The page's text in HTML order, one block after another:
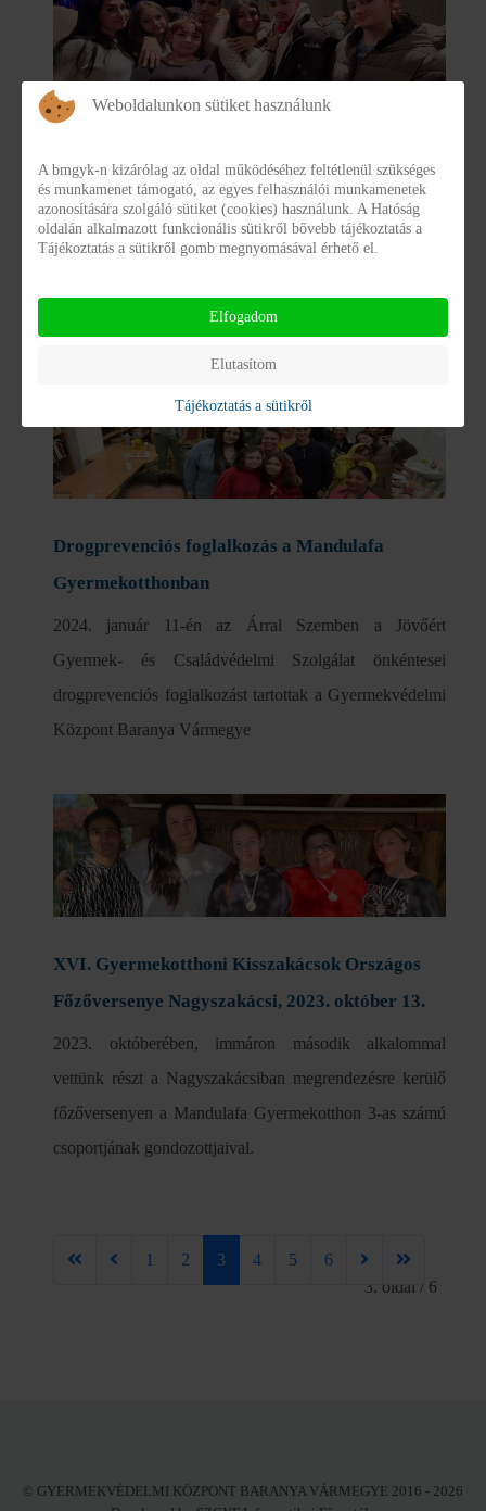
Élménybeszámoló (Parno Graszt koncert)
2024. január 19-én este remek program ígérkezett a
Gyermekvédelmi Központ Baranya Vármegye
Mandulafa Gyermekotthon Pécs, 1. számú
számára, akik a Zsolnay Kulturális Negyed E78
Drogprevenciós foglalkozás a Mandulafa
Gyermekotthonban
2024. január 11-én az Árral Szemben a Jövőért
Gyermek- és Családvédelmi Szolgálat önkéntesei
drogprevenciós foglalkozást tartottak a Gyermekvédelmi
Központ Baranya Vármegye
XVI. Gyermekotthoni Kisszakácsok Országos
Főzőversenye Nagyszakácsi, 2023. október 13.
2023. októberében, immáron második alkalommal
vettünk részt a Nagyszakácsiban megrendezésre kerülő
főzőversenyen a Mandulafa Gyermekotthon 3-as számú
csoportjának gondozottjaival.
3. oldal / 6
1 2 3 4 5 6
© GYERMEKVÉDELMI KÖZPONT BARANYA VÁRMEGYE 2016 - 2026
Weboldalunkon sütiket használunk
A bmgyk-n kizárólag az oldal működéséhez feltétlenül szükséges
és munkamenet támogató, az egyes felhasználói munkamenetek
azonosítására szolgáló sütiket (cookies) használunk. A Hatóság
oldalán alkalmazott funkcionális sütikről bővebb tájékoztatás a
Tájékoztatás a sütikről gomb megnyomásával érhető el.
Elfogadom
Elutasítom
Tájékoztatás a sütikről